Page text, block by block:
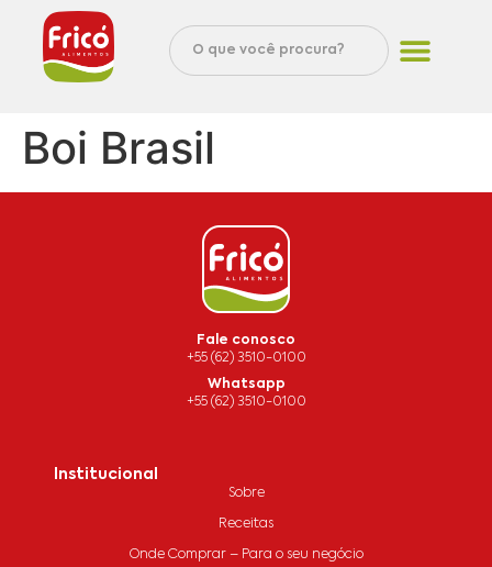
Boi Brasil
Fale conosco
+55 (62) 3510-0100
Whatsapp
+55 (62) 3510-0100
Institucional
Sobre
Receitas
Onde Comprar – Para o seu negócio